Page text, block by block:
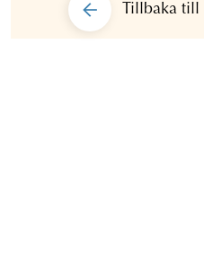
Tillbaka till